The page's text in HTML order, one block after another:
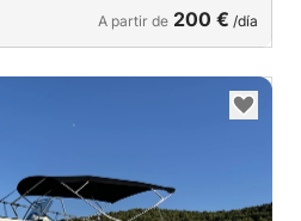
A partir de 200 € /día